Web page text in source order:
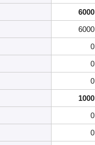
6000
6000
0
0
0
1000
0
0